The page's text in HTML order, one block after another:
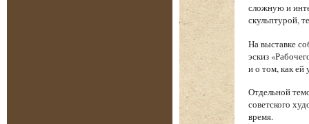
сложную и
скульптурой,
На выставке
эскиз
и о том, как ей
Отдельной
советского
время.